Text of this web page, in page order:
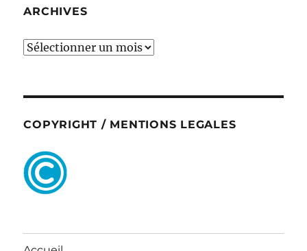
ARCHIVES
ARCHIVES
COPYRIGHT / MENTIONS LEGALES